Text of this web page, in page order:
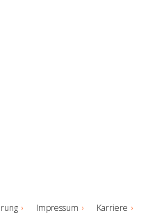
Impressum Karriere